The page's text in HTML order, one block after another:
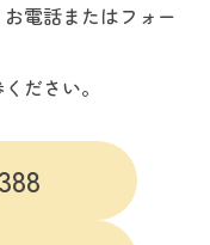
電話またはフォー
ださい。